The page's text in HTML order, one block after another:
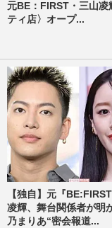
元BE：FIRST・三山
ティ店〉オープ...
【独自】元『
凌輝、舞台関係者が明
乃まりあ“密会報道...